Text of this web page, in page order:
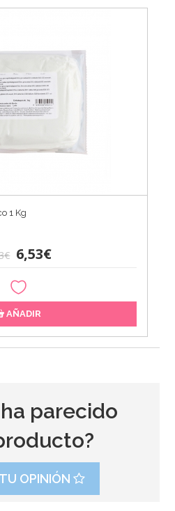
1 Kg
6,53€
AÑADIR
parecido
OPINIÓN